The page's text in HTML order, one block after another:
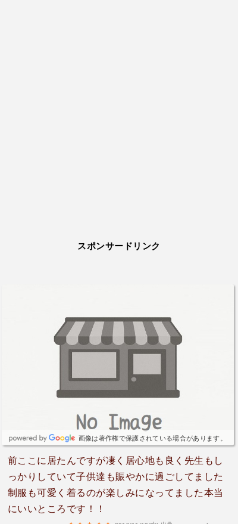
スポンサードリンク
画像は著作権で保護されている場合があります。
前ここに居たんですが凄く居心地も良く先生もし
っかりしていて子供達も賑やかに過ごしてました
制服も可愛く着るのが楽しみになってました本当
にいいところです！！